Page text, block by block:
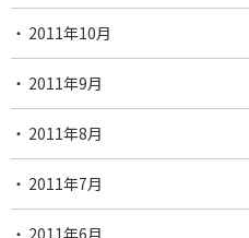
2011年10月
2011年9月
2011年8月
2011年7月